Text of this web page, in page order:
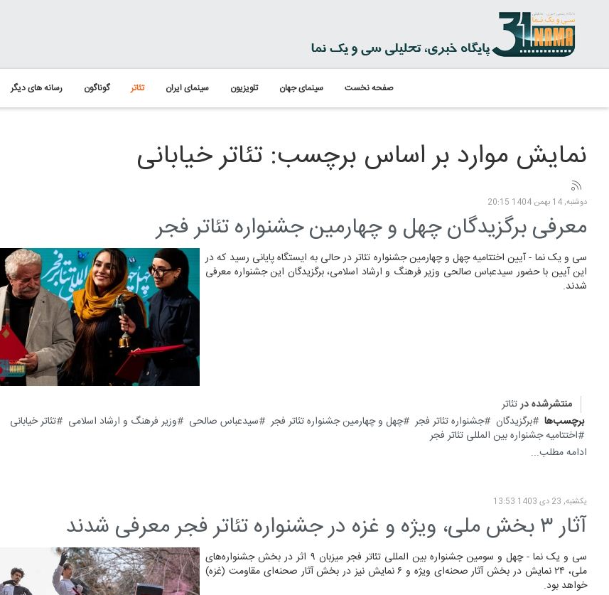
صفحه نخست سینمای جهان تلویزیون سینمای ایران تئاتر گوناگون رسانه های دیگر
نمایش موارد بر اساس برچسب: تئاتر خیابانی
دوشنبه, 14 بهمن 1404 20:15
معرفی برگزیدگان چهل و چهارمین جشنواره تئاتر فجر
سی و یک نما - آیین اختتامیه چهل و چهارمین جشنواره تئاتر در حالی به ایستگاه پایانی رسید که در
این آیین با حضور سیدعباس صالحی وزیر فرهنگ و ارشاد اسلامی، برگزیدگان این جشنواره معرفی
شدند.
منتشرشده درتئاتر
برچسب‌ها
برگزیدگان جشنواره تئاتر فجر چهل و چهارمین جشنواره تئاتر فجر سیدعباس صالحی وزیر فرهنگ و ارشاد اسلامی
تئاتر خیابانی
اختتامیه جشنواره بین المللی تئاتر فجر
ادامه مطلب...
یکشنبه, 23 دی 1403 13:53
آثار ۳ بخش ملی، ویژه و غزه در جشنواره تئاتر فجر معرفی شدند
سی و یک نما - چهل و سومین جشنواره بین المللی تئاتر فجر میزبان ۹ اثر در بخش جشنواره‌های
ملی، ۲۴ نمایش در بخش آثار صحنه‌ای ویژه و ۶ نمایش نیز در بخش آثار صحنه‌ای مقاومت (غزه)
خواهد بود.